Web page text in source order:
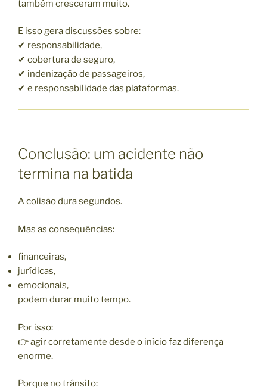
também cresceram muito.
E isso gera discussões sobre:
✔ responsabilidade,
✔ cobertura de seguro,
✔ indenização de passageiros,
✔ e responsabilidade das plataformas.
Conclusão: um acidente não
termina na batida
A colisão dura segundos.
Mas as consequências:
financeiras,
jurídicas,
emocionais,
podem durar muito tempo.
Por isso:
👉 agir corretamente desde o início faz diferença
enorme.
Porque no trânsito: